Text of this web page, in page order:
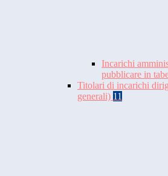
Incarichi
pubblicare in
Titolari di incarichi
generali) 11